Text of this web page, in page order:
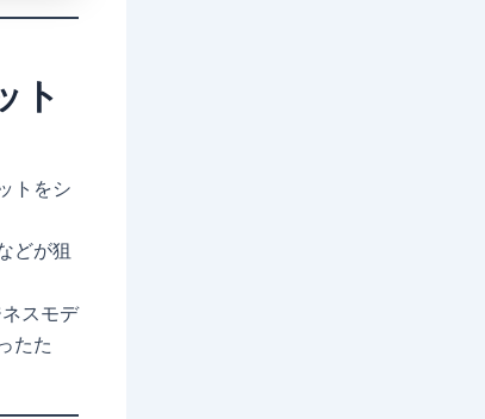
ト
トをシ
どが狙
スモデ
たた